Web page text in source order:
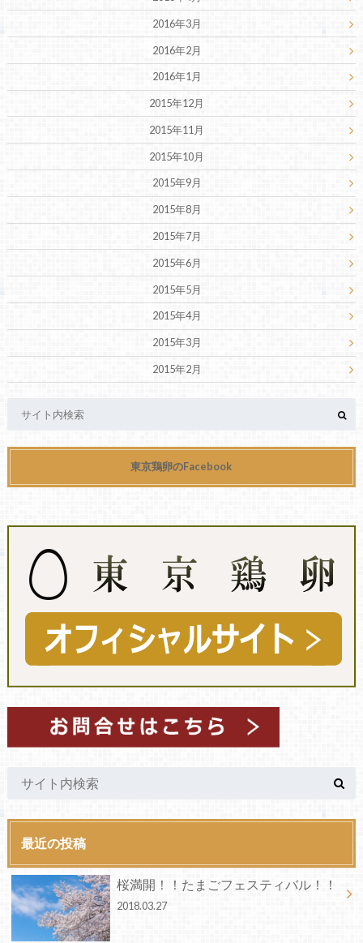
2016年3月
2016年2月
2016年1月
2015年12月
2015年11月
2015年10月
2015年9月
2015年8月
2015年7月
2015年6月
2015年5月
2015年4月
2015年3月
2015年2月
東京鶏卵のFacebook
最近の投稿
桜満開！！たまごフェスティバル！！
2018.03.27